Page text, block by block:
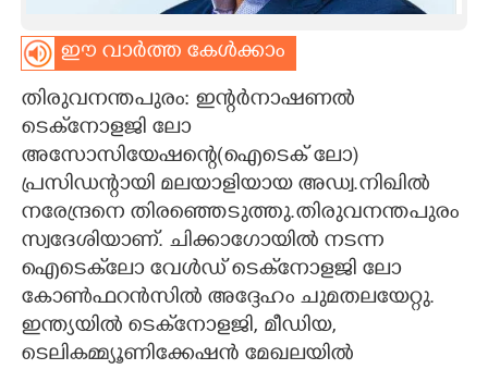
CARTOONS
LITERATURE
ZOOM
CONTACT US
ഈ വാർത്ത കേൾക്കാം
തിരുവനന്തപുരം: ഇന്റർനാഷണൽ
ടെക്‌നോളജി ലോ
അസോസിയേഷന്റെ(ഐടെക് ലോ)
പ്രസിഡന്റായി മലയാളിയായ അഡ്വ.നിഖിൽ
നരേന്ദ്രനെ തിരഞ്ഞെടുത്തു.തിരുവനന്തപുരം
സ്വദേശിയാണ്. ചിക്കാഗോയിൽ നടന്ന
ഐടെക്‌ലോ വേൾഡ് ടെക്‌നോളജി ലോ
കോൺഫറൻസിൽ അദ്ദേഹം ചുമതലയേറ്റു.
ഇന്ത്യയിൽ ടെക്‌നോളജി, മീഡിയ,
ടെലികമ്മ്യൂണിക്കേഷൻ മേഖലയിൽ